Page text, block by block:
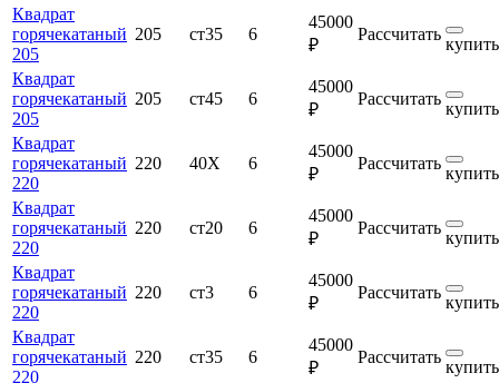
Квадрат
горячекатаный
205
205 ст35 6
45000
₽
Рассчитать
купить
Квадрат
горячекатаный
205
205 ст45 6
45000
₽
Рассчитать
купить
Квадрат
горячекатаный
220
220 40Х 6
45000
₽
Рассчитать
купить
Квадрат
горячекатаный
220
220 ст20 6
45000
₽
Рассчитать
купить
Квадрат
горячекатаный
220
220 ст3 6
45000
₽
Рассчитать
купить
Квадрат
горячекатаный
220
220 ст35 6
45000
₽
Рассчитать
купить